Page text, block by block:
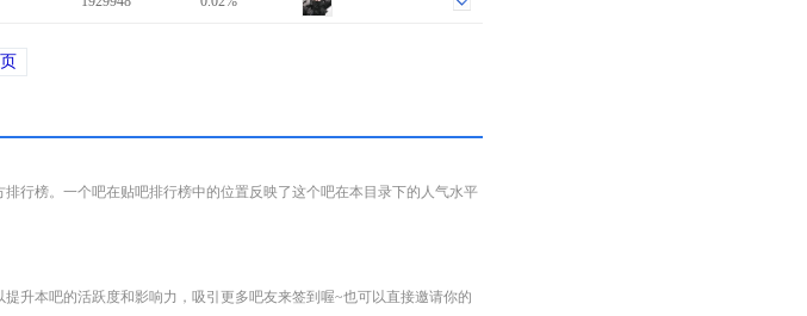
行榜。一个吧在贴吧排行榜中的位置反映了这个吧在本目录下的人气水平
升本吧的活跃度和影响力，吸引更多吧友来签到喔~也可以直接邀请你的